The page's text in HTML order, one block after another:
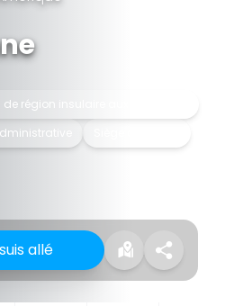
région insulaire aux États-Unis
allé